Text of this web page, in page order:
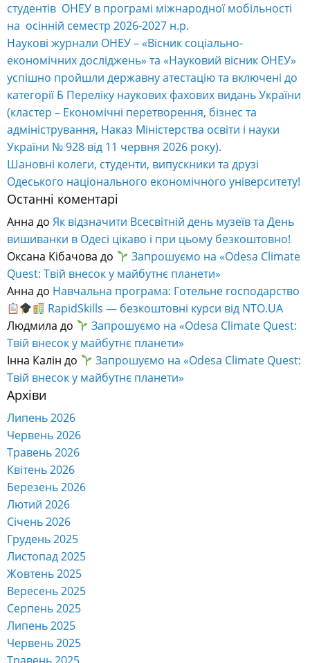
студентів ОНЕУ в програмі міжнародної мобільності
на осінній семестр 2026-2027 н.р.
Наукові журнали ОНЕУ – «Вісник соціально-
економічних досліджень» та «Науковий вісник ОНЕУ»
успішно пройшли державну атестацію та включені до
категорії Б Переліку наукових фахових видань України
(кластер – Економічні перетворення, бізнес та
адміністрування, Наказ Міністерства освіти і науки
України № 928 від 11 червня 2026 року).
Шановні колеги, студенти, випускники та друзі
Одеського національного економічного університету!
Останні коментарі
Анна до Як відзначити Всесвітній день музеїв та День
вишиванки в Одесі цікаво і при цьому безкоштовно!
Оксана Кібачова до
Запрошуємо на «Odesa Climate
Quest: Твій внесок у майбутнє планети»
Анна до Навчальна програма: Готельне господарство
RapidSkills — безкоштовні курси від NTO.UA
Людмила до
Запрошуємо на «Odesa Climate Quest:
Твій внесок у майбутнє планети»
Інна Калін до
Запрошуємо на «Odesa Climate Quest:
Твій внесок у майбутнє планети»
Архіви
Липень 2026
Червень 2026
Травень 2026
Квітень 2026
Березень 2026
Лютий 2026
Січень 2026
Грудень 2025
Листопад 2025
Жовтень 2025
Вересень 2025
Серпень 2025
Липень 2025
Червень 2025